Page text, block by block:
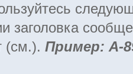
заголовка
(см.). Пример: А-